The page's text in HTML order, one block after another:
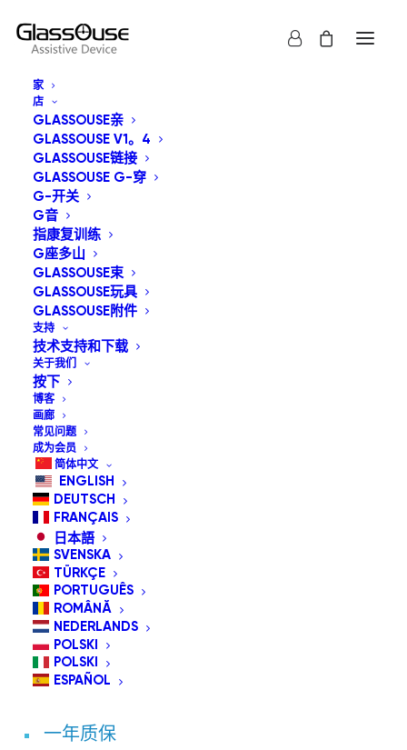
家
店
GLASSOUSE亲
GLASSOUSE V1。4
GLASSOUSE链接
GLASSOUSE G-穿
G-开关
G音
指康复训练
G座多山
GLASSOUSE束
GLASSOUSE玩具
GLASSOUSE附件
支持
技术支持和下载
关于我们
按下
博客
画廊
常见问题
成为会员
简体中文
ENGLISH
DEUTSCH
FRANÇAIS
日本語
SVENSKA
TÜRKÇE
PORTUGUÊS
ROMÂNĂ
NEDERLANDS
POLSKI
POLSKI
ESPAÑOL
GLASSOUSE V1。4
小设备，大可能
一年质保